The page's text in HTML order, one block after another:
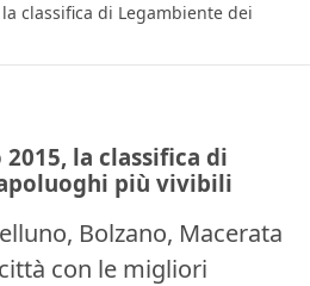
classifica di Legambiente dei
la classifica di
più vivibili
Bolzano, Macerata
con le migliori